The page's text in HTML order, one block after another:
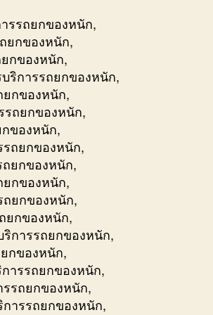
รรถยกของหนัก,
ยกของหนัก,
กของหนัก,
ริการรถยกของหนัก,
กของหนัก,
ถยกของหนัก,
ของหนัก,
ถยกของหนัก,
ยกของหนัก,
กของหนัก,
ยกของหนัก,
ยกของหนัก,
การรถยกของหนัก,
กของหนัก,
ารรถยกของหนัก,
รถยกของหนัก,
ารรถยกของหนัก,